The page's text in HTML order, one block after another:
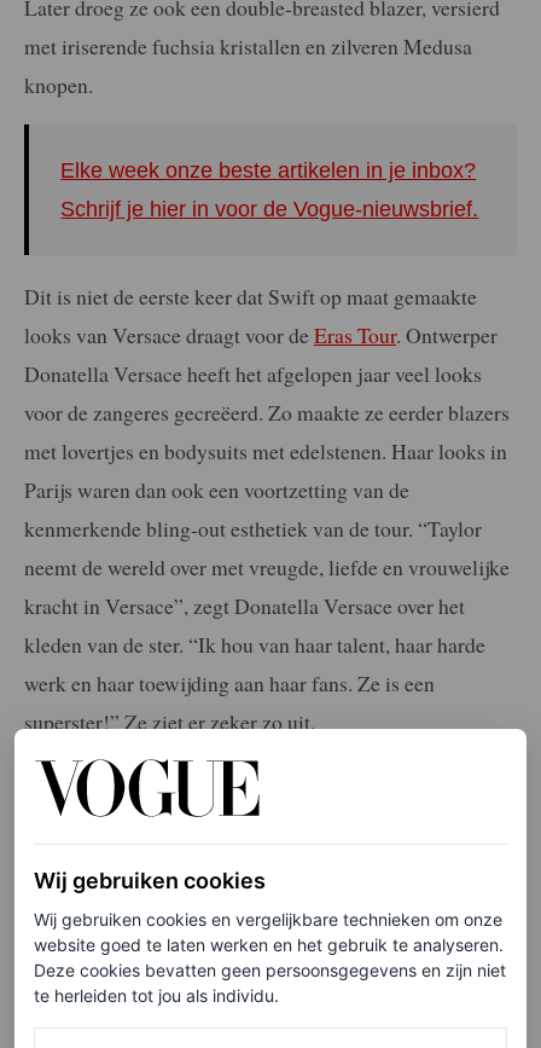
Later droeg ze ook een double-breasted blazer, versierd
met iriserende fuchsia kristallen en zilveren Medusa
knopen.
Elke week onze beste artikelen in je inbox?
Schrijf je hier in voor de Vogue-nieuwsbrief.
Dit is niet de eerste keer dat Swift op maat gemaakte
looks van Versace draagt voor de Eras Tour. Ontwerper
Donatella Versace heeft het afgelopen jaar veel looks
voor de zangeres gecreëerd. Zo maakte ze eerder blazers
met lovertjes en bodysuits met edelstenen. Haar looks in
Parijs waren dan ook een voortzetting van de
kenmerkende bling-out esthetiek van de tour. “Taylor
neemt de wereld over met vreugde, liefde en vrouwelijke
kracht in Versace”, zegt Donatella Versace over het
kleden van de ster. “Ik hou van haar talent, haar harde
werk en haar toewijding aan haar fans. Ze is een
superster!” Ze ziet er zeker zo uit.
Wij gebruiken cookies
Wij gebruiken cookies en vergelijkbare technieken om onze
website goed te laten werken en het gebruik te analyseren.
Deze cookies bevatten geen persoonsgegevens en zijn niet
te herleiden tot jou als individu.